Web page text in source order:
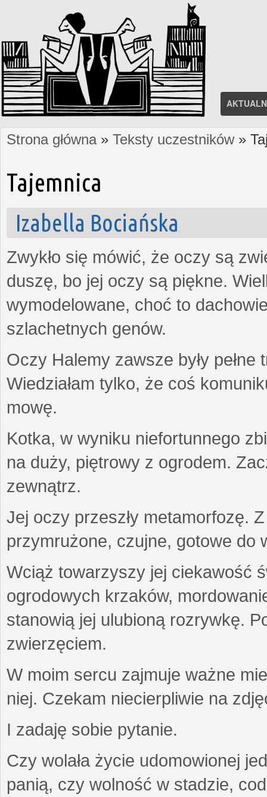
Jesteś tutaj
Strona główna» Teksty uczestników»
Tajemnica
Izabella Bociańska
Zwykło się mówić, że oczy są
duszę, bo jej oczy są piękne.
wymodelowane, choć to
szlachetnych genów.
Oczy Halemy zawsze były
Wiedziałam tylko, że coś
mowę.
Kotka, w wyniku niefortunnego
na duży, piętrowy z ogrodem.
zewnątrz.
Jej oczy przeszły metamorfozę.
przymrużone, czujne, gotowe do
Wciąż towarzyszy jej ciekawość
ogrodowych krzaków,
stanowią jej ulubioną rozrywkę.
zwierzęciem.
W moim sercu zajmuje ważne
niej. Czekam niecierpliwie na
I zadaję sobie pytanie.
Czy wolała życie udomowionej
panią, czy wolność w stadzie,